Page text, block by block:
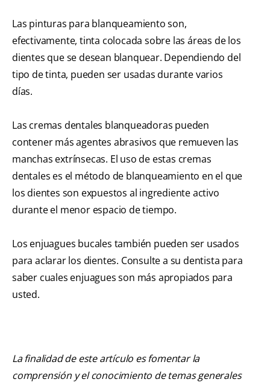
Las pinturas para blanqueamiento son,
efectivamente, tinta colocada sobre las áreas de los
dientes que se desean blanquear. Dependiendo del
tipo de tinta, pueden ser usadas durante varios
días.
Las cremas dentales blanqueadoras pueden
contener más agentes abrasivos que remueven las
manchas extrínsecas. El uso de estas cremas
dentales es el método de blanqueamiento en el que
los dientes son expuestos al ingrediente activo
durante el menor espacio de tiempo.
Los enjuagues bucales también pueden ser usados
para aclarar los dientes. Consulte a su dentista para
saber cuales enjuagues son más apropiados para
usted.
La finalidad de este artículo es fomentar la
comprensión y el conocimiento de temas generales